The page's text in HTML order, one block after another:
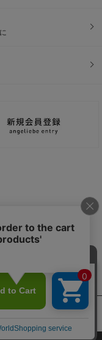
利用規約
方針
会社に属します。